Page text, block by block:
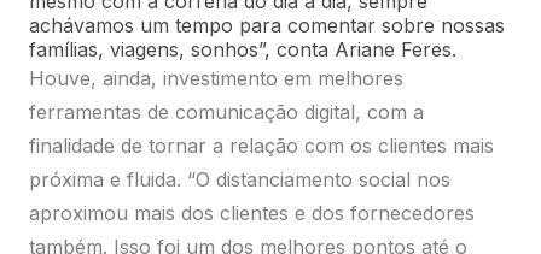
ganho de qualidade de vida”, completa a diretora
comercial da Automatizando.
Leandro Kuhn avalia que customização, adaptação,
flexibilidade e foco nos clientes eram características
importantes para negócios de TI, mas, agora, são
fundamentais para sua sobrevivência e
diferenciação dos concorrentes.